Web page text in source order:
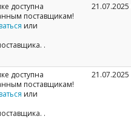
доступна
поставщикам!
или
.
доступна
поставщикам!
или
.